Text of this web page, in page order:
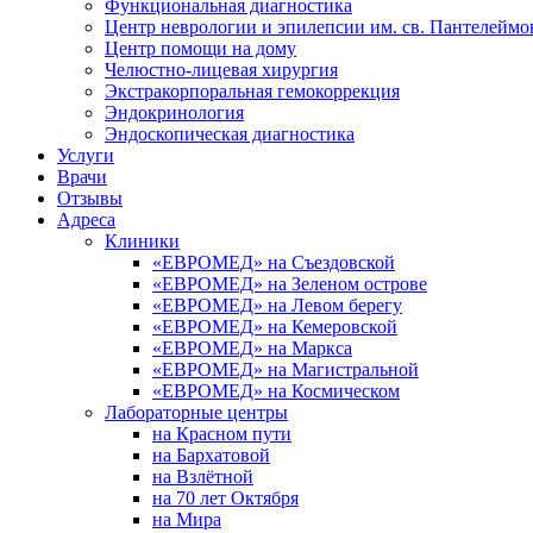
Функциональная диагностика
Центр неврологии и эпилепсии им. св.
Центр помощи на дому
Челюстно-лицевая хирургия
Экстракорпоральная гемокоррекция
Эндокринология
Эндоскопическая диагностика
Услуги
Врачи
Отзывы
Адреса
Клиники
«ЕВРОМЕД» на Съездовской
«ЕВРОМЕД» на Зеленом острове
«ЕВРОМЕД» на Левом берегу
«ЕВРОМЕД» на Кемеровской
«ЕВРОМЕД» на Маркса
«ЕВРОМЕД» на Магистральной
«ЕВРОМЕД» на Космическом
Лабораторные центры
на Красном пути
на Бархатовой
на Взлётной
на 70 лет Октября
на Мира